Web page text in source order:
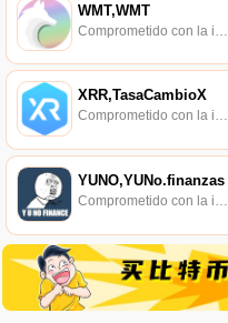
WMT,WMT
XRR,TasaCambioX
Comprometido con la investigación de políticas en los campos de las nuevas finanzas, las finanzas internacionales y los mercados financieros.
YUNO,YUNo.finanzas
Comprometido con la investigación de políticas en los campos de las nuevas finanzas, las finanzas internacionales y los mercados financieros.